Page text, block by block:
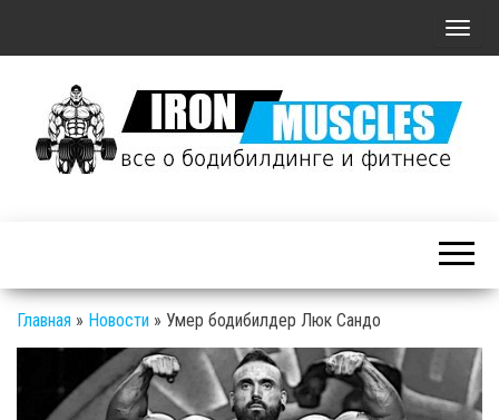
П
к
а
ь
/
к
ы
и фитнесе
Главная » Новости » Умер бодибилдер Люк Сандо